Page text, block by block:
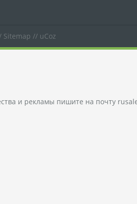
Sitemap // uCoz
и рекламы пишите на почту